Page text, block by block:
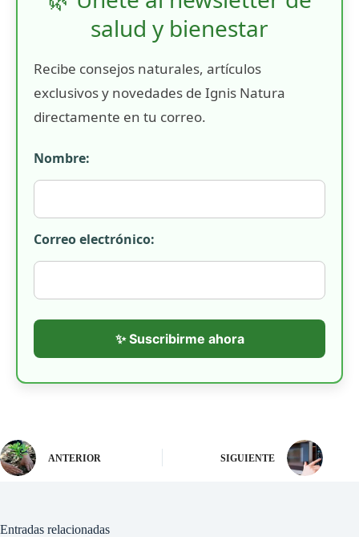
salud y bienestar
Recibe consejos naturales, artículos
exclusivos y novedades de Ignis Natura
directamente en tu correo.
Nombre:
Correo electrónico:
✨ Suscribirme ahora
ANTERIOR SIGUIENTE
Entradas relacionadas